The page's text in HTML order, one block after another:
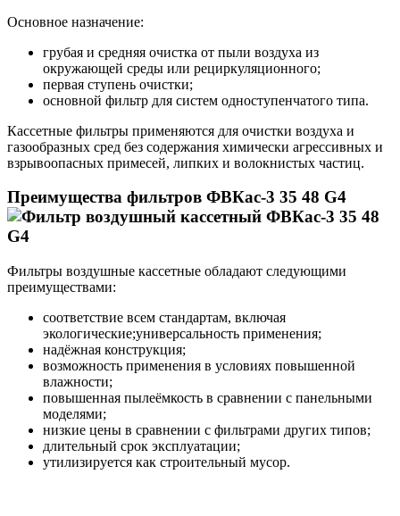
Основное назначение:
грубая и средняя очистка от пыли воздуха из
окружающей среды или рециркуляционного;
первая ступень очистки;
основной фильтр для систем одноступенчатого типа.
Кассетные фильтры применяются для очистки воздуха и
газообразных сред без содержания химически агрессивных и
взрывоопасных примесей, липких и волокнистых частиц.
Преимущества фильтров ФВКас-3 35 48 G4
Фильтры воздушные кассетные обладают следующими
преимуществами:
соответствие всем стандартам, включая
экологические;универсальность применения;
надёжная конструкция;
возможность применения в условиях повышенной
влажности;
повышенная пылеёмкость в сравнении с панельными
моделями;
низкие цены в сравнении с фильтрами других типов;
длительный срок эксплуатации;
утилизируется как строительный мусор.